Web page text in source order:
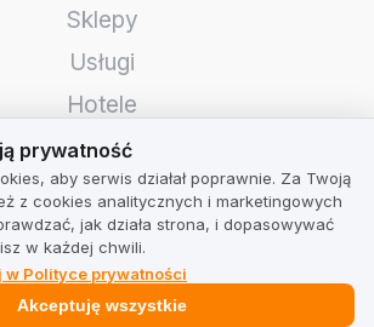
Sklepy
Usługi
Hotele
Restauracje
Znajdź firmę
TrustMate
Kontakt
prywatność
aby serwis działał poprawnie. Za Twoją
z cookies analitycznych i marketingowych
jak działa strona, i dopasowywać
w każdej chwili.
Polityce prywatności
Akceptuję wszystkie